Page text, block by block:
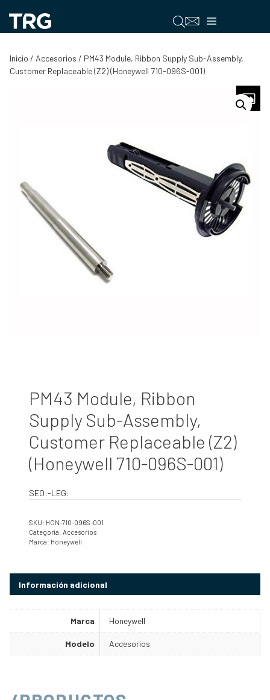
contenido
Menú
Inicio / Accesorios / PM43 Module, Ribbon Supply Sub-Assembly,
Customer Replaceable (Z2) (Honeywell 710-096S-001)
PM43 Module, Ribbon
Supply Sub-Assembly,
Customer Replaceable (Z2)
(Honeywell 710-096S-001)
SEO:-LEG:
SKU: HON-710-096S-001
Categoría: Accesorios
Marca: Honeywell
Información adicional
Marca Honeywell
Modelo Accesorios